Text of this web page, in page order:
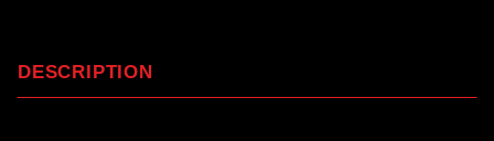
DESCRIPTION